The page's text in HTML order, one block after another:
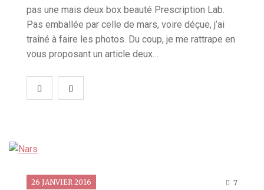
pas une mais deux box beauté Prescription Lab.
Pas emballée par celle de mars, voire déçue, j’ai
traîné à faire les photos. Du coup, je me rattrape en
vous proposant un article deux…
26 JANVIER 2016 7